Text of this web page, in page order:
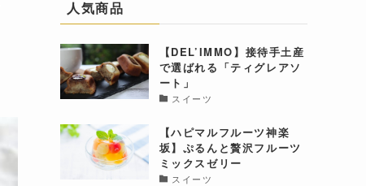
人気商品
【DEL’IMMO】接待手土産
で選ばれる「ティグレアソ
ート」
スイーツ
【ハピマルフルーツ神楽
坂】ぷるんと贅沢フルーツ
ミックスゼリー
スイーツ